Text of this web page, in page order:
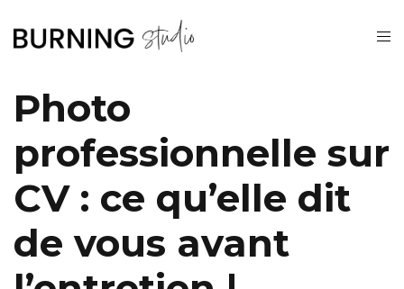
Photo
professionnelle sur
CV : ce qu’elle dit
de vous avant